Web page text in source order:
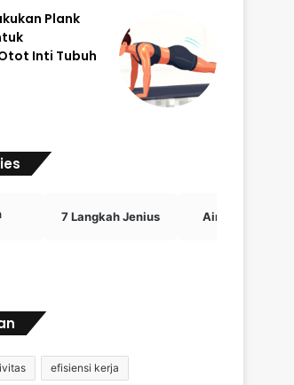
Plank
Inti Tubuh
7 Langkah Jenius Airdrop Crypto
efisiensi kerja